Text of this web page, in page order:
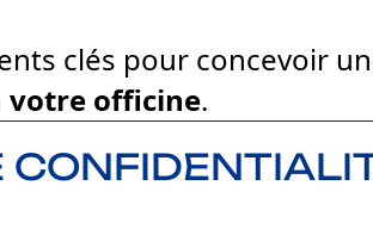
clés pour concevoir
votre officine.